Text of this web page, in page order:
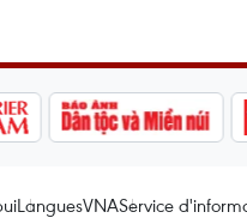
LanguesVNAService